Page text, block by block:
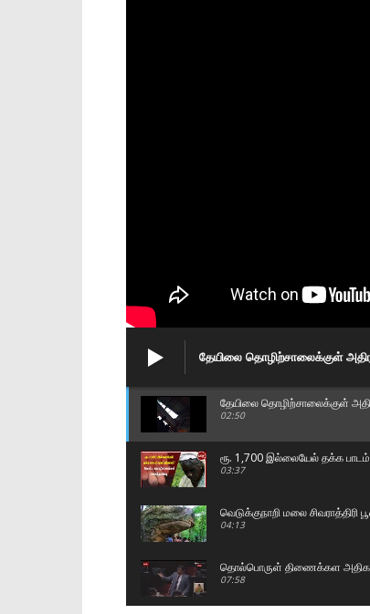
தேயிலை தொழிற்சாலைக்குள்
தேயிலை தொழிற்சாலைக்குள்
02:50
ரூ. 1,700 இல்லையேல் தக்க
03:37
வெடுக்குநாறி மலை
04:13
தொல்பொருள் திணைக்கள
07:58